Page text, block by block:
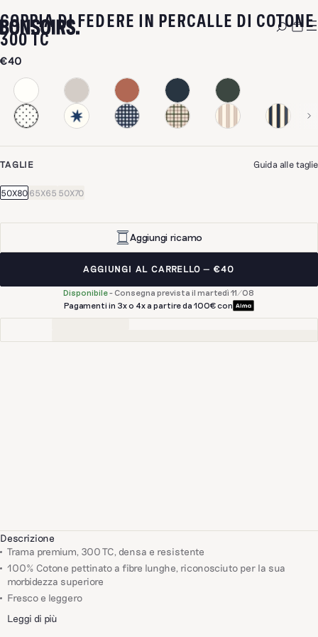
COPPIA DI FEDERE IN PERCALLE DI COTONE
300 TC
€40
TAGLIE Guida alle taglie
50X80 65X65 50X70
Aggiungi ricamo
AGGIUNGI AL CARRELLO €40
Disponibile- Consegna prevista il martedì 11/08
Pagamenti in 3x o 4x a partire da 100€ con
Descrizione
Trama premium, 300 TC, densa e resistente
100% Cotone pettinato a fibre lunghe, riconosciuto per la sua
morbidezza superiore
Fresco e leggero
Leggi di più